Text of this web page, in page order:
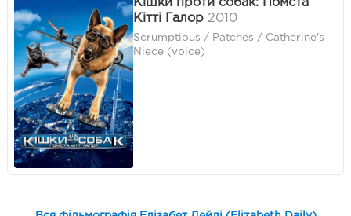
Кішки проти собак: Помста
Кітті Галор 2010
Scrumptious / Patches / Catherine's
Niece (voice)